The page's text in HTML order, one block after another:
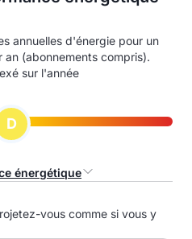
annuelles d'énergie pour un
(abonnements compris).
sur l'année
D
énergétique
(CEP)
vous comme si vous y